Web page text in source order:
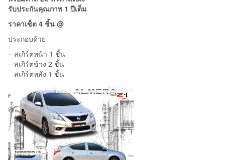
รับประกันคุณภาพ 1 ปีเต็ม
ราคาเซ็ต 4 ชิ้น @
ประกอบด้วย
– สเกิร์ตหน้า 1 ชิ้น
– สเกิร์ตข้าง 2 ชิ้น
– สเกิร์ตหลัง 1 ชิ้น